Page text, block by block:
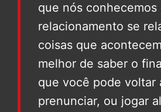
que nós conhecemos
relacionamento se
coisas que
melhor de saber o
que você pode voltar
prenunciar, ou jogar